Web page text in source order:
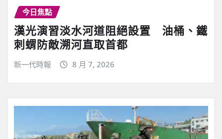
今日焦點
漢光演習淡水河道阻絕設置 油桶、鐵
刺蝟防敵溯河直取首都
新一代時報 8 月 7, 2026